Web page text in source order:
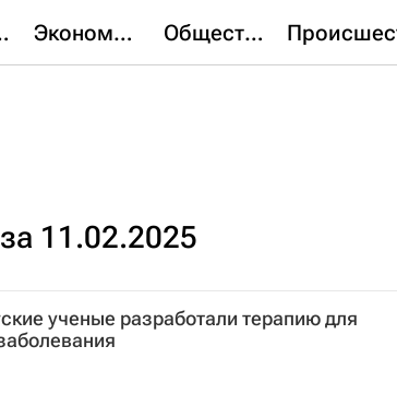
Экономика Общество
11.02.2025
ученые разработали терапию для